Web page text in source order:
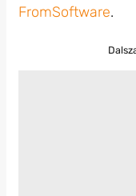
FromSoftware.